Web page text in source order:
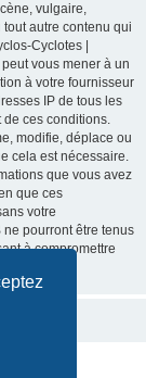
vulgaire,
autre contenu qui
Cyclotes |
vous mener à un
à votre fournisseur
IP de tous les
ces conditions.
modifie, déplace ou
cela est nécessaire.
que vous avez
que ces
votre
pourront être tenus
à compromettre
Limited